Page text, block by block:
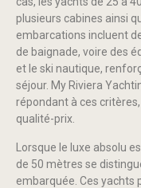
plusieurs cabines ainsi
embarcations incluent
de baignade, voire des
et le ski nautique,
séjour. My Riviera
répondant à ces
qualité-prix.
Lorsque le luxe absolu
de 50 mètres se
embarquée. Ces yachts